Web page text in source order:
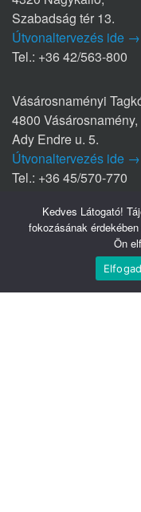
Szabadság tér 13.
Útvonaltervezés ide →
Tel.: +36 42/563-800
Vásárosnaményi
4800 Vásárosnamény,
Ady Endre u. 5.
Útvonaltervezés ide →
Tel.: +36 45/570-770
Nyírbátori
Édesanyák útja 1/a.
Útvonaltervezés ide →
Tel.: +36 42/281-711
Kedves Látogató!
fokozásának
Ön